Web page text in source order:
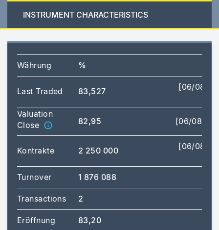
INSTRUMENT CHARACTERISTICS
Währung %
Last Traded 83,527
[06/08/
Valuation
Close
82,95 [06/08/
Kontrakte 2 250 000
[06/08/
Turnover 1 876 088
Transactions 2
Eröffnung 83,20